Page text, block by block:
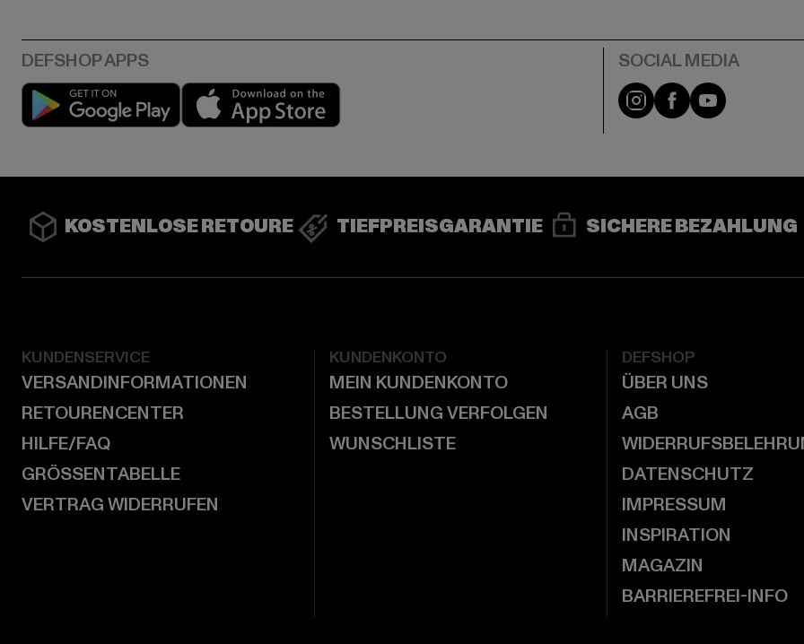
Play market Instagram
FacebookYouTube
KOSTENLOSE RETOURE TIEFPREISGARANTIE SICHERE BEZAHLUNG
KUNDENSERVICE
VERSANDINFORMATIONEN
RETOURENCENTER
HILFE/FAQ
GRÖSSENTABELLE
VERTRAG WIDERRUFEN
KUNDENKONTO
MEIN KUNDENKONTO
BESTELLUNG VERFOLGEN
WUNSCHLISTE
DEFSHOP
ÜBER UNS
AGB
DATENSCHUTZ
IMPRESSUM
INSPIRATION
MAGAZIN
BARRIEREFREI-INFO